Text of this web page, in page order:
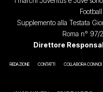
Supplemento alla Testata
Roma n°
Direttore
REDAZIONE CONTATTI COLLABORA CON NOI